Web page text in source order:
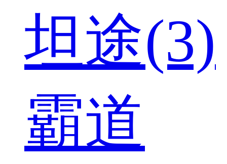
坦途(3)
霸道